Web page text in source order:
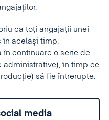
ca toţi angajaţii unei
în acelaşi timp.
în continuare o serie de
administrative), în timp ce
să fie întrerupte.
media